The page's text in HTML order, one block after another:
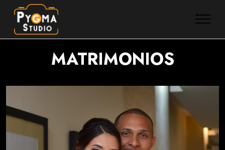
MATRIMONIOS